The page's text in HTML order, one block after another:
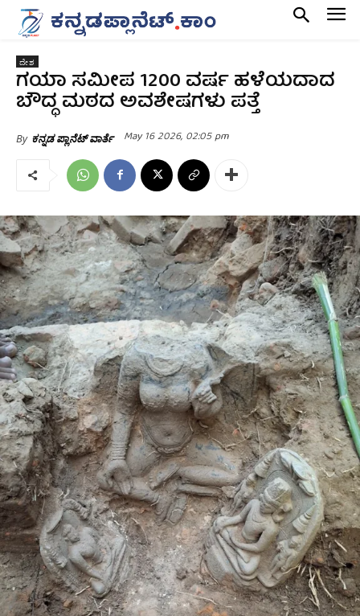
ದೇಶ
ಗಯಾ ಸಮೀಪ 1200 ವರ್ಷ ಹಳೆಯದಾದ
ಬೌದ್ಧ ಮಠದ ಅವಶೇಷಗಳು ಪತ್ತೆ
By ಕನ್ನಡ ಪ್ಲಾನೆಟ್ ವಾರ್ತೆ May 16 2026, 02:05 pm